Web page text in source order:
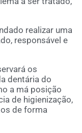
realizar uma
responsável e
os
dentária do
a má posição
de higienização,
de forma